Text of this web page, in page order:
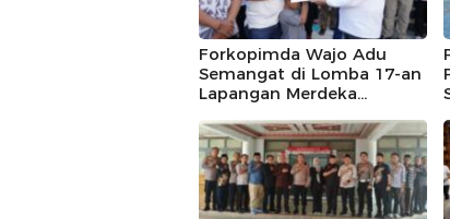
Forkopimda Wajo Adu
Semangat di Lomba 17-an
Lapangan Merdeka
Juara Makan Krupuk